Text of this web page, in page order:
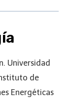
Universidad
de
Energéticas